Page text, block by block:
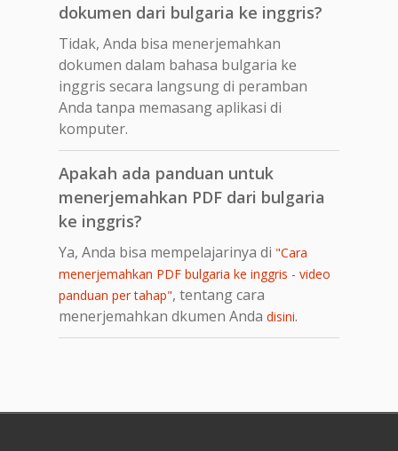
dokumen dari bulgaria ke inggris?
Tidak, Anda bisa menerjemahkan
dokumen dalam bahasa bulgaria ke
inggris secara langsung di peramban
Anda tanpa memasang aplikasi di
komputer.
Apakah ada panduan untuk
menerjemahkan PDF dari bulgaria
ke inggris?
Ya, Anda bisa mempelajarinya di "Cara
menerjemahkan PDF bulgaria ke inggris - video
panduan per tahap", tentang cara
menerjemahkan dkumen Anda disini.